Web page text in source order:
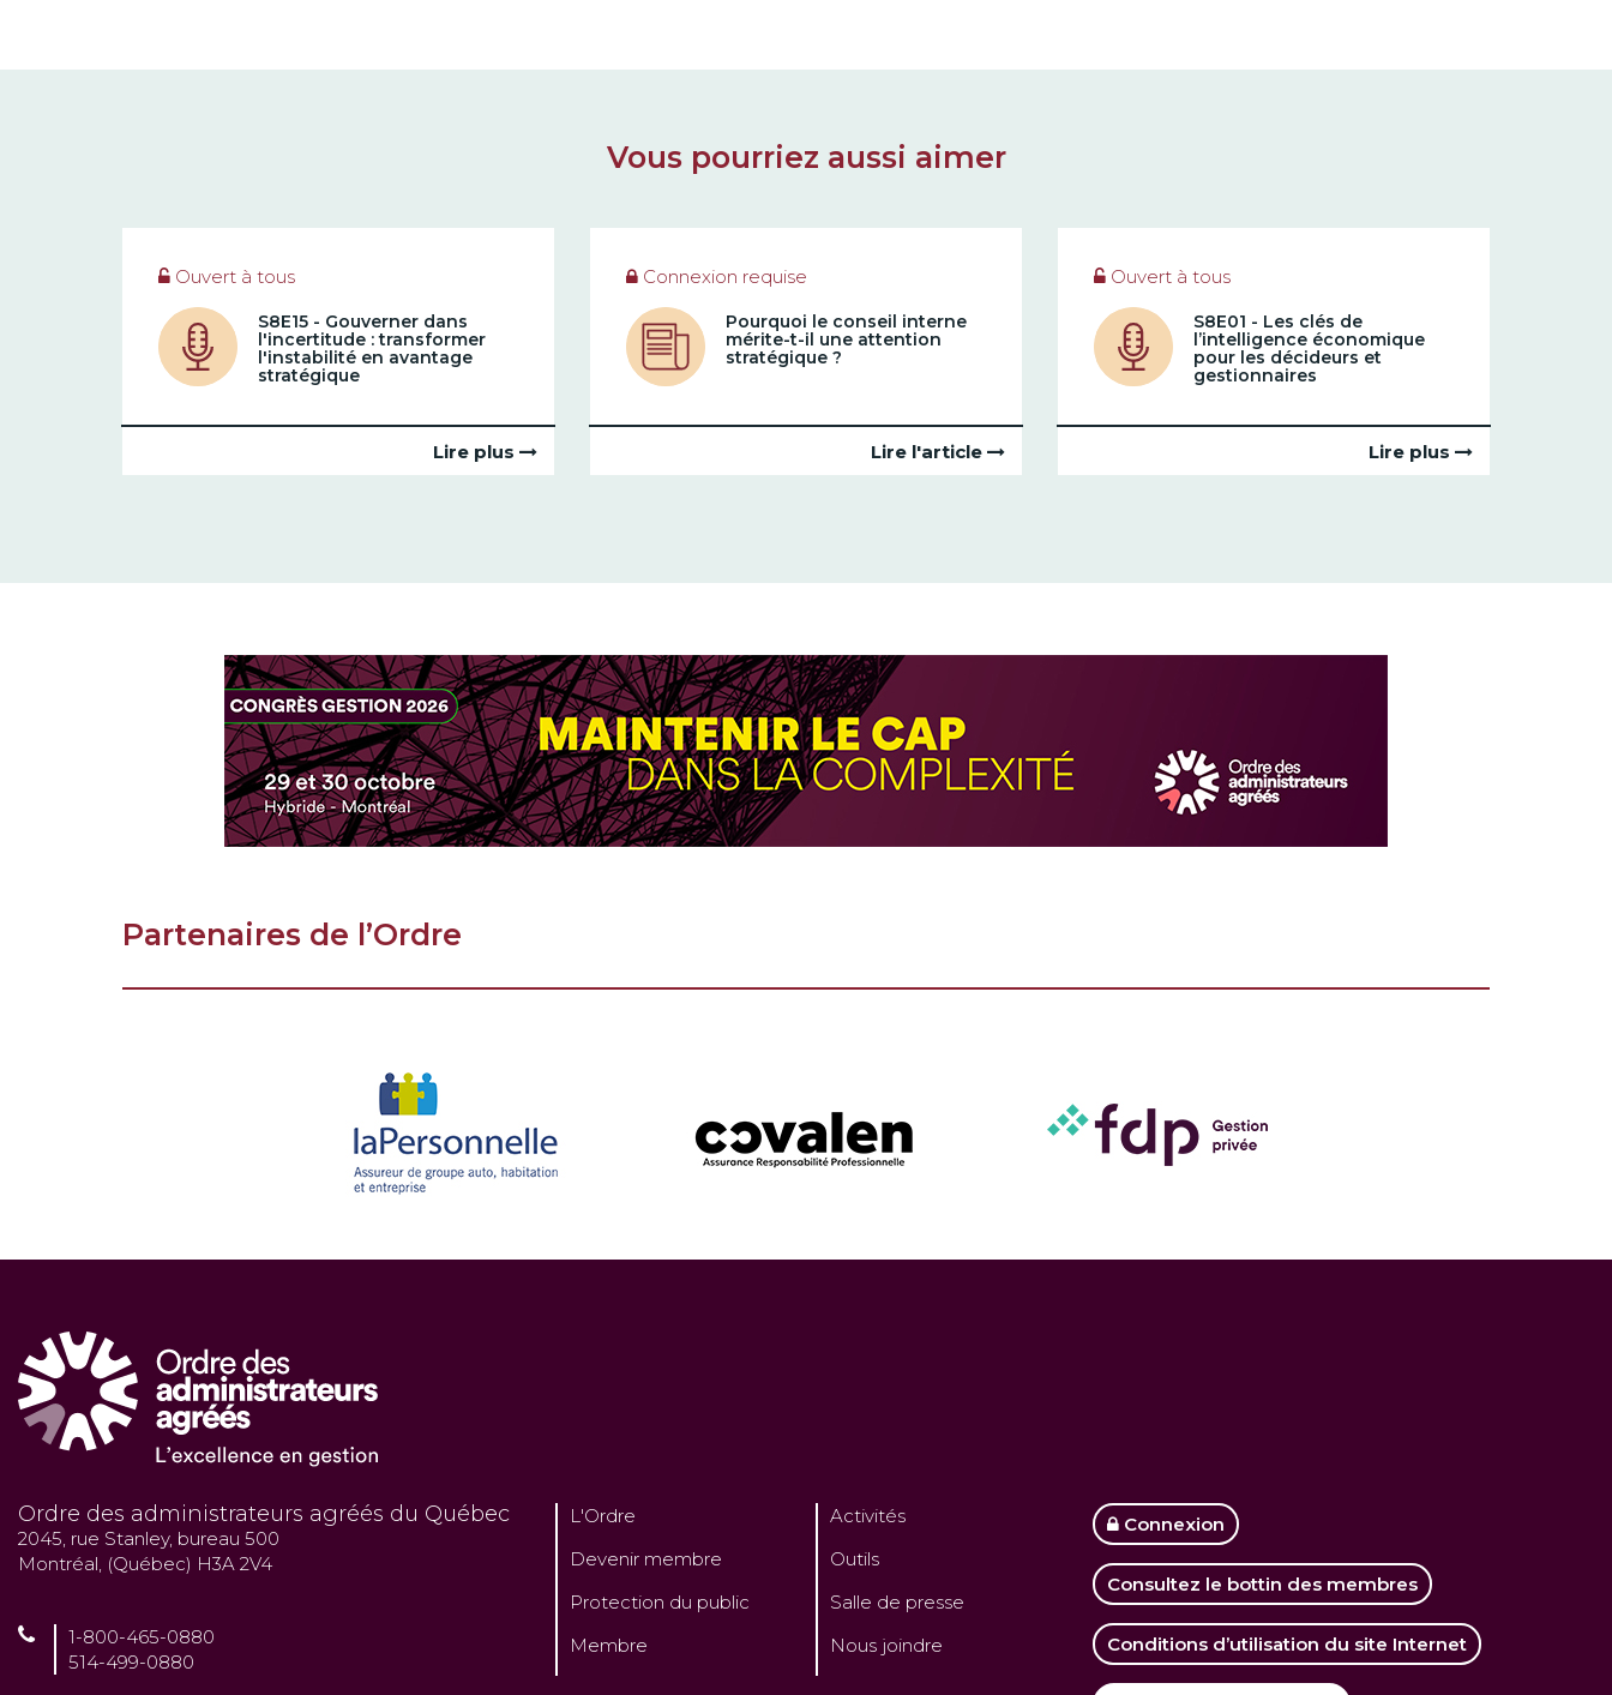
Vous pourriez aussi aimer
Ouvert à tous
S8E15 - Gouverner dans
l'incertitude : transformer
l'instabilité en avantage
stratégique
Lire plus
Connexion requise
Pourquoi le conseil interne
mérite-t-il une attention
stratégique ?
Lire l'article
Ouvert à tous
S8E01 - Les clés de
l’intelligence économique
pour les décideurs et
gestionnaires
Lire plus
Partenaires de l’Ordre
Ordre des administrateurs agréés du Québec
2045, rue Stanley, bureau 500
Montréal, (Québec) H3A 2V4
1-800-465-0880
514-499-0880
L'Ordre
Devenir membre
Protection du public
Membre
Activités
Outils
Salle de presse
Nous joindre
Connexion
Consultez le bottin des membres
Conditions d’utilisation du site Internet